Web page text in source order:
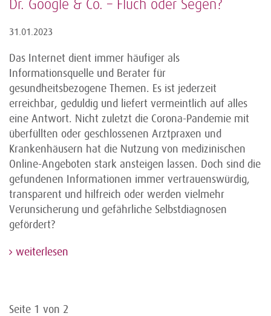
Dr. Google & Co. – Fluch oder Segen?
31.01.2023
Das Internet dient immer häufiger als
Informationsquelle und Berater für
gesundheitsbezogene Themen. Es ist jederzeit
erreichbar, geduldig und liefert vermeintlich auf alles
eine Antwort. Nicht zuletzt die Corona-Pandemie mit
überfüllten oder geschlossenen Arztpraxen und
Krankenhäusern hat die Nutzung von medizinischen
Online-Angeboten stark ansteigen lassen. Doch sind die
gefundenen Informationen immer vertrauenswürdig,
transparent und hilfreich oder werden vielmehr
Verunsicherung und gefährliche Selbstdiagnosen
gefördert?
weiterlesen
Seite 1 von 2